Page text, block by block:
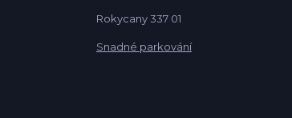
Rokycany 337 01
Snadné parkování